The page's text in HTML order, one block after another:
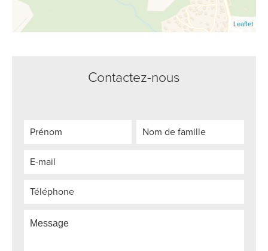
Leaflet
Contactez-nous